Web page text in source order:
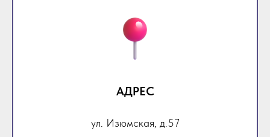
АДРЕС
ул. Изюмская, д.57